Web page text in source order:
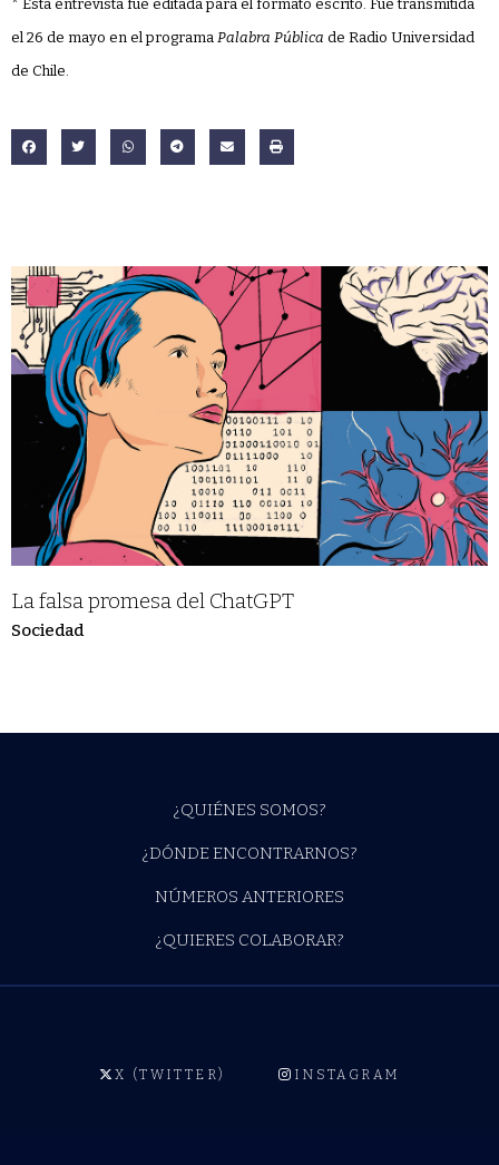
* Esta entrevista fue editada para el formato escrito. Fue transmitida
el 26 de mayo en el programa Palabra Pública de Radio Universidad
de Chile.
La falsa promesa del ChatGPT
Sociedad
¿QUIÉNES SOMOS?
¿DÓNDE ENCONTRARNOS?
NÚMEROS ANTERIORES
¿QUIERES COLABORAR?
X (TWITTER) INSTAGRAM